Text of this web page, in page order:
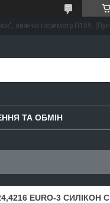
нижній периметр П109.
ТА ОБМІН
EURO-3 СИЛІКОН